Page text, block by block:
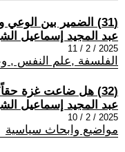
(31) الضمير بين الوعي والدين (1)
عبد المجيد إسماعيل
2025 / 2 / 11
الفلسفة ,علم النفس ,
(32) هل ضاعت غزة حقاً؟
عبد المجيد إسماعيل
2025 / 2 / 10
مواضيع وابحاث سياسية